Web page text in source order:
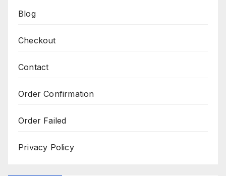
Blog
Checkout
Contact
Order Confirmation
Order Failed
Privacy Policy